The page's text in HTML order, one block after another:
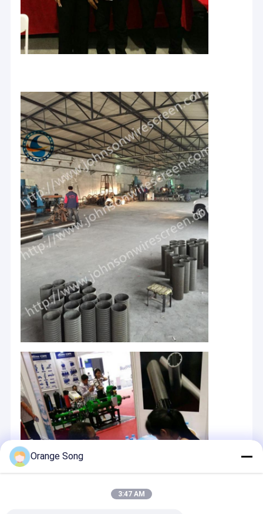
Προϊόντα
Η πιάνοντας Co. προϊόντων βιομηχανίας υλικού Hengyuan
κομητειών Anping, ΕΠΕβρίσκεται στο νομό Anping που καλά -
στην Κίνα», που διαφαίνεται από το εργοστάσιο οθόνης
Orange Song
3:47 AM